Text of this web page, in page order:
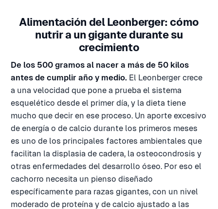
Alimentación del Leonberger: cómo
nutrir a un gigante durante su
crecimiento
De los 500 gramos al nacer a más de 50 kilos
antes de cumplir año y medio. El Leonberger crece
a una velocidad que pone a prueba el sistema
esquelético desde el primer día, y la dieta tiene
mucho que decir en ese proceso. Un aporte excesivo
de energía o de calcio durante los primeros meses
es uno de los principales factores ambientales que
facilitan la displasia de cadera, la osteocondrosis y
otras enfermedades del desarrollo óseo. Por eso el
cachorro necesita un pienso diseñado
específicamente para razas gigantes, con un nivel
moderado de proteína y de calcio ajustado a las